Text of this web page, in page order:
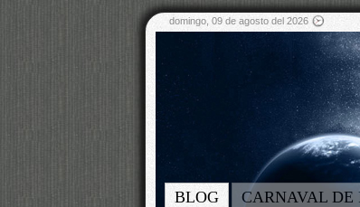
domingo, 09 de agosto del 2026
BLOG CARNAVAL DE